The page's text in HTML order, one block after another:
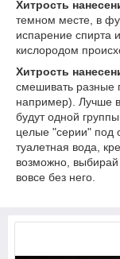
Хитрость
темном месте, в
испарение спирта
кислородом
Хитрость
смешивать разные
например). Лучше
будут одной
целые "серии" под
туалетная вода,
возможно,
вовсе без него.